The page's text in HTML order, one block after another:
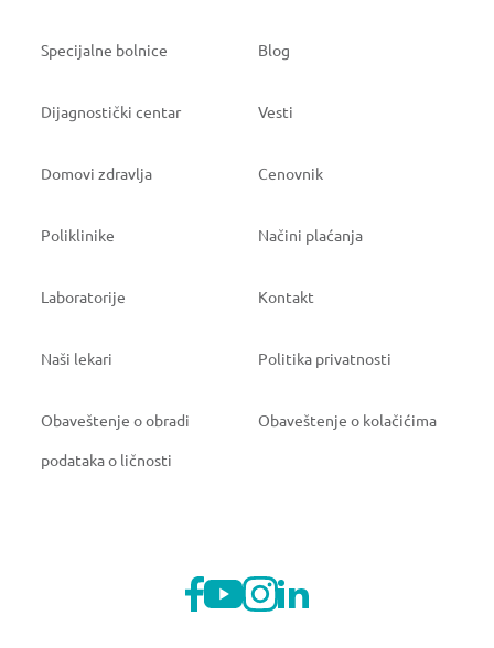
Specijalne bolnice Blog
Dijagnostički centar Vesti
Domovi zdravlja Cenovnik
Poliklinike Načini plaćanja
Laboratorije Kontakt
Naši lekari Politika privatnosti
Obaveštenje o obradi
podataka o ličnosti
Obaveštenje o kolačićima